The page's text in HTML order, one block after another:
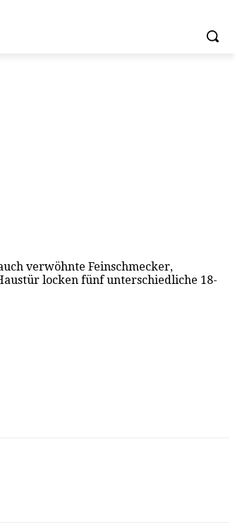
verwöhnte Feinschmecker,
locken fünf unterschiedliche 18-